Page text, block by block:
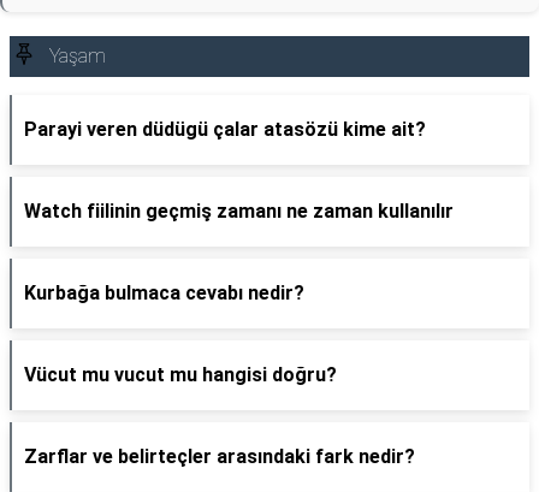
Yaşam
Parayi veren düdügü çalar atasözü kime ait?
Watch fiilinin geçmiş zamanı ne zaman kullanılır
Kurbağa bulmaca cevabı nedir?
Vücut mu vucut mu hangisi doğru?
Zarflar ve belirteçler arasındaki fark nedir?